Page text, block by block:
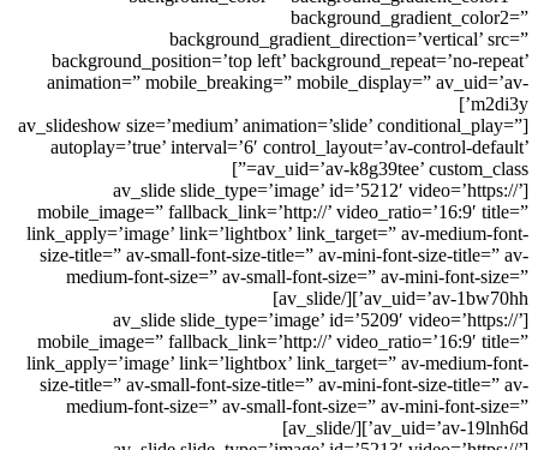
background_gradient_color2=”
background_gradient_direction=’vertical’ src=”
background_position=’top left’ background_repeat=’no-repeat’
animation=” mobile_breaking=” mobile_display=” av_uid=’av-
m2di3y’]
[av_slideshow size=’medium’ animation=’slide’ conditional_play=”
autoplay=’true’ interval=’6′ control_layout=’av-control-default’
av_uid=’av-k8g39tee’ custom_class=”]
[av_slide slide_type=’image’ id=’5212′ video=’https://’
mobile_image=” fallback_link=’http://’ video_ratio=’16:9′ title=”
link_apply=’image’ link=’lightbox’ link_target=” av-medium-font-
size-title=” av-small-font-size-title=” av-mini-font-size-title=” av-
medium-font-size=” av-small-font-size=” av-mini-font-size=”
av_uid=’av-1bw70hh’][/av_slide]
[av_slide slide_type=’image’ id=’5209′ video=’https://’
mobile_image=” fallback_link=’http://’ video_ratio=’16:9′ title=”
link_apply=’image’ link=’lightbox’ link_target=” av-medium-font-
size-title=” av-small-font-size-title=” av-mini-font-size-title=” av-
medium-font-size=” av-small-font-size=” av-mini-font-size=”
av_uid=’av-19lnh6d’][/av_slide]